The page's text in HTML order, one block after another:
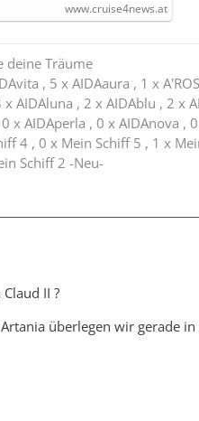
www.cruise4news.at
deine Träume
, 5 x AIDAaura , 1 x
AIDAluna , 2 x AIDAblu , 2 x
x AIDAperla , 0 x AIDAnova ,
4 , 0 x Mein Schiff 5 , 1 x
Schiff 2 -Neu-
II ?
überlegen wir gerade